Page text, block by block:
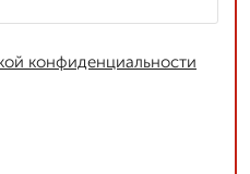
конфиденциальности